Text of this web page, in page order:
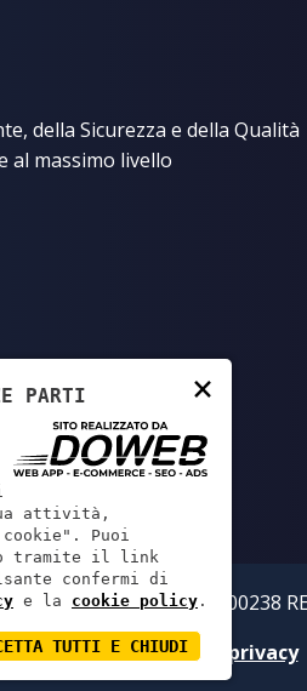
della Sicurezza e della Qualità
al massimo livello
S.r.l. - P.IVA: 02219800238
Informativa sulla privacy
×
PARTI
attività,
Puoi
tramite il link
confermi di
e la cookie policy .
TUTTI E CHIUDI